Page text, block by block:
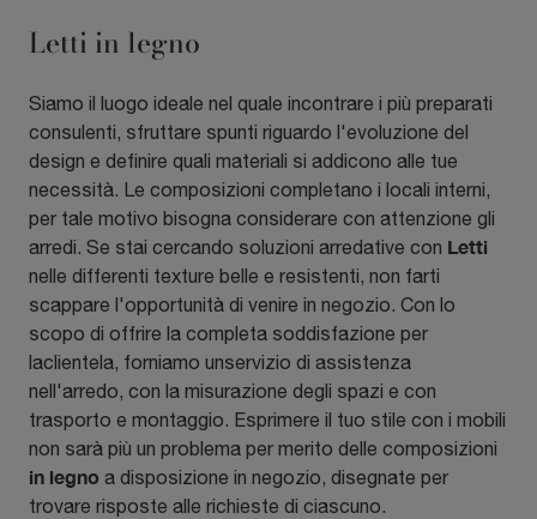
Letti in legno
Siamo il luogo ideale nel quale incontrare i più preparati
consulenti, sfruttare spunti riguardo l'evoluzione del
design e definire quali materiali si addicono alle tue
necessità. Le composizioni completano i locali interni,
per tale motivo bisogna considerare con attenzione gli
arredi. Se stai cercando soluzioni arredative con Letti
nelle differenti texture belle e resistenti, non farti
scappare l'opportunità di venire in negozio. Con lo
scopo di offrire la completa soddisfazione per
laclientela, forniamo unservizio di assistenza
nell'arredo, con la misurazione degli spazi e con
trasporto e montaggio. Esprimere il tuo stile con i mobili
non sarà più un problema per merito delle composizioni
in legno a disposizione in negozio, disegnate per
trovare risposte alle richieste di ciascuno.